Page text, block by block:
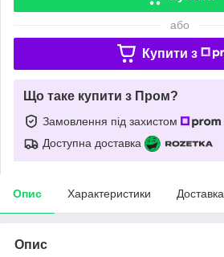
або
Купити з
Що таке купити з Пром?
Замовлення під захистом
Доступна доставка
Опис Характеристики Доставка
Опис